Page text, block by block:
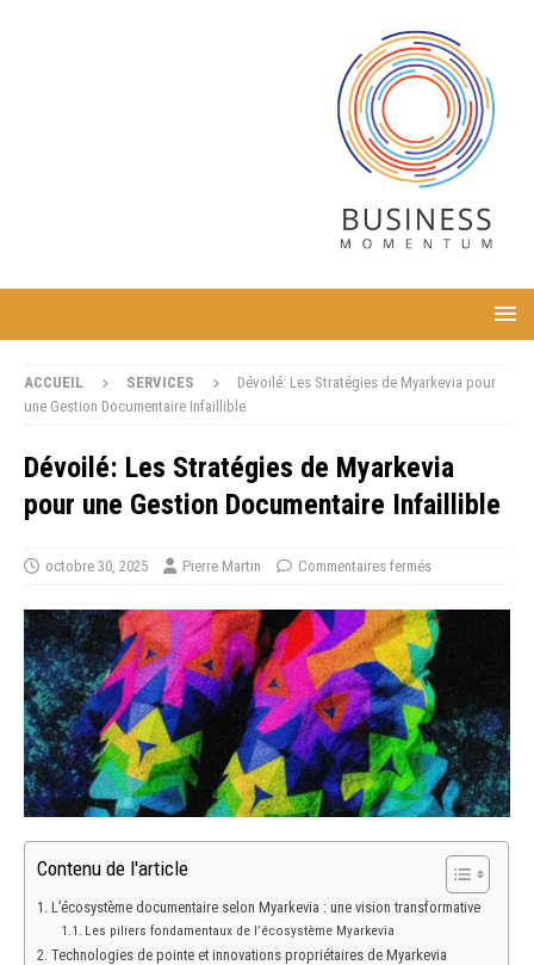
ACCUEIL SERVICES
Dévoilé: Les Stratégies de Myarkevia pour
une Gestion Documentaire Infaillible
Dévoilé: Les Stratégies de Myarkevia
pour une Gestion Documentaire Infaillible
octobre 30, 2025 Pierre Martin Commentaires fermés
Contenu de l'article
L’écosystème documentaire selon Myarkevia : une vision transformative
Les piliers fondamentaux de l’écosystème Myarkevia
Technologies de pointe et innovations propriétaires de Myarkevia